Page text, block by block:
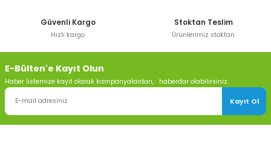
Güvenli Kargo
Hızlı kargo
Stoktan Teslim
Ürünlerimiz stoktan
E-Bülten'e Kayıt Olun
Haber listemize kayıt olarak kampanyalardan, haberdar olabilirsiniz.
Kayıt Ol